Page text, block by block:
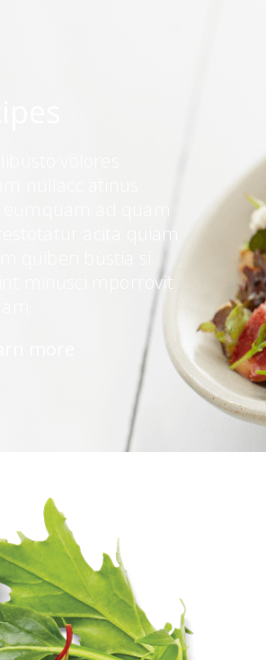
acita quiam
int minusci mporrovit